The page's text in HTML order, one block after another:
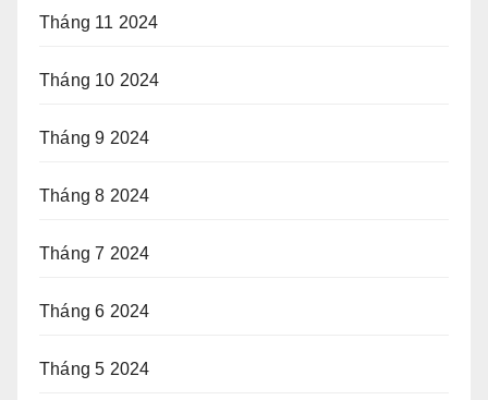
Tháng 11 2024
Tháng 10 2024
Tháng 9 2024
Tháng 8 2024
Tháng 7 2024
Tháng 6 2024
Tháng 5 2024